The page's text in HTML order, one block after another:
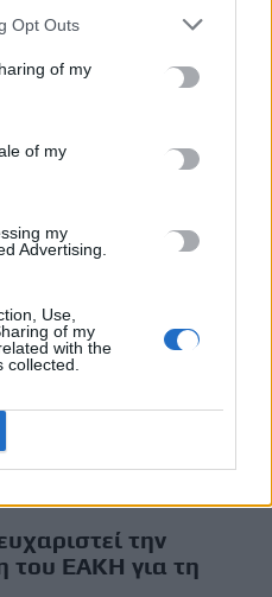
Opt Outs
of my
of my
my
Advertising.
Use,
of my
with the
την
του ΕΑΚΗ για τη